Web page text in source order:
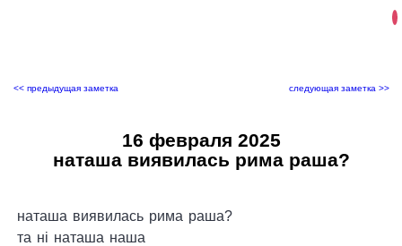
<< предыдущая заметка следующая заметка >>
16 февраля 2025
наташа виявилась рима раша?
наташа виявилась рима раша?
та ні наташа наша